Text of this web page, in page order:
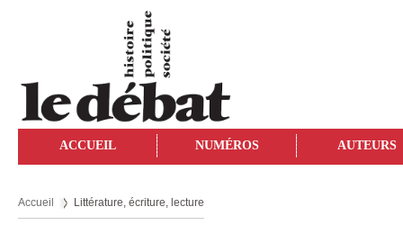
ACCUEIL NUMÉROS AUTEURS
Accueil Littérature, écriture, lecture